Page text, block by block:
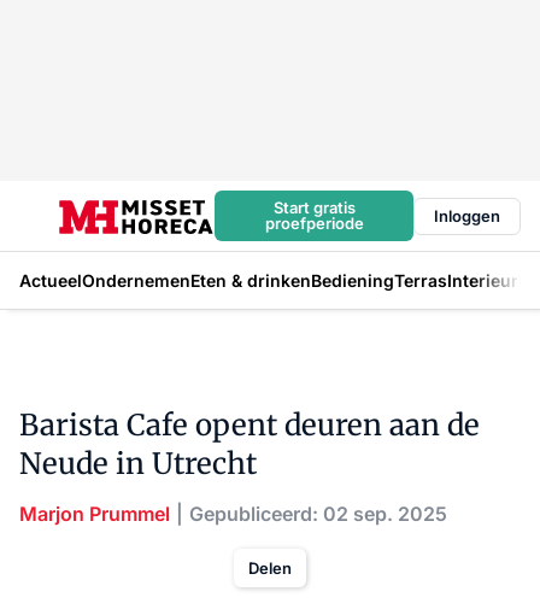
Start gratis
proefperiode
Inloggen
ActueelOndernemenEten & drinkenBedieningTerrasInterieur
Barista Cafe opent deuren aan de
Neude in Utrecht
Marjon Prummel Gepubliceerd: 02 sep. 2025
Delen